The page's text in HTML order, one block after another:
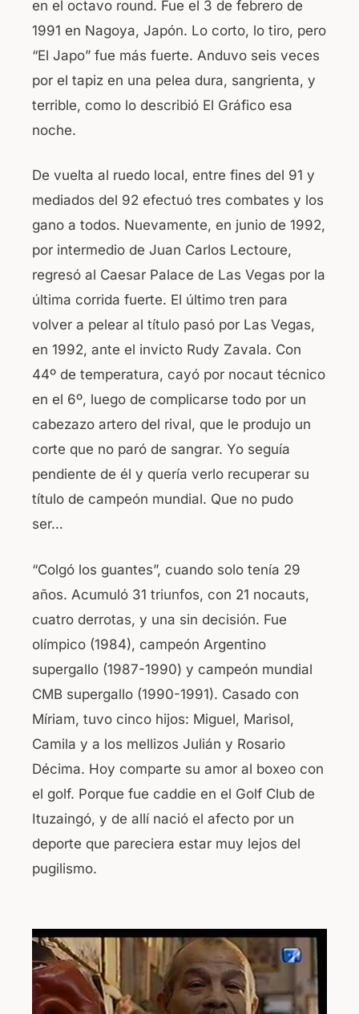
en el octavo round. Fue el 3 de febrero de
1991 en Nagoya, Japón. Lo corto, lo tiro, pero
“El Japo” fue más fuerte. Anduvo seis veces
por el tapiz en una pelea dura, sangrienta, y
terrible, como lo describió El Gráfico esa
noche.
De vuelta al ruedo local, entre fines del 91 y
mediados del 92 efectuó tres combates y los
gano a todos. Nuevamente, en junio de 1992,
por intermedio de Juan Carlos Lectoure,
regresó al Caesar Palace de Las Vegas por la
última corrida fuerte. El último tren para
volver a pelear al título pasó por Las Vegas,
en 1992, ante el invicto Rudy Zavala. Con
44º de temperatura, cayó por nocaut técnico
en el 6º, luego de complicarse todo por un
cabezazo artero del rival, que le produjo un
corte que no paró de sangrar. Yo seguía
pendiente de él y quería verlo recuperar su
título de campeón mundial. Que no pudo
ser…
“Colgó los guantes”, cuando solo tenía 29
años. Acumuló 31 triunfos, con 21 nocauts,
cuatro derrotas, y una sin decisión. Fue
olímpico (1984), campeón Argentino
supergallo (1987-1990) y campeón mundial
CMB supergallo (1990-1991). Casado con
Míriam, tuvo cinco hijos: Miguel, Marisol,
Camila y a los mellizos Julián y Rosario
Décima. Hoy comparte su amor al boxeo con
el golf. Porque fue caddie en el Golf Club de
Ituzaingó, y de allí nació el afecto por un
deporte que pareciera estar muy lejos del
pugilismo.